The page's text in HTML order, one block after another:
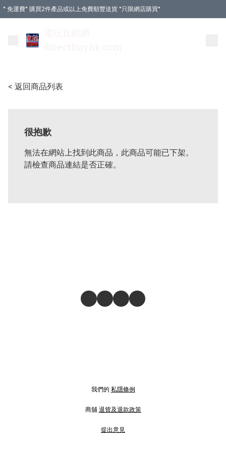
* 免運費* 購買2件產品或以上免費順豐送貨 *只限網店購買*
< 返回商品列表
很抱歉
無法在網站上找到此商品，此商品可能已下架。
請檢查商品連結是否正確。
我們的 私隱條例
商舖 退貨及退款政策
提出意見